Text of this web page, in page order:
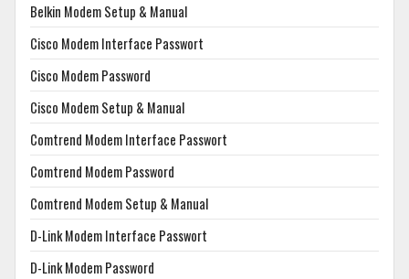
Belkin Modem Setup & Manual
Cisco Modem Interface Passwort
Cisco Modem Password
Cisco Modem Setup & Manual
Comtrend Modem Interface Passwort
Comtrend Modem Password
Comtrend Modem Setup & Manual
D-Link Modem Interface Passwort
D-Link Modem Password